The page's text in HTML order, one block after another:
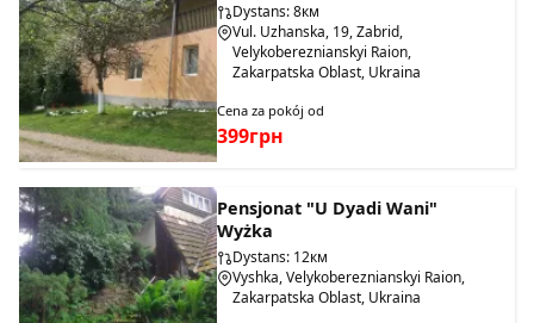
Dystans: 8км
Vul. Uzhanska, 19, Zabrid,
Velykobereznianskyi Raion,
Zakarpatska Oblast, Ukraina
Cena za pokój od
399грн
Pensjonat "U Dyadi Wani"
Wyżka
Dystans: 12км
Vyshka, Velykobereznianskyi Raion,
Zakarpatska Oblast, Ukraina